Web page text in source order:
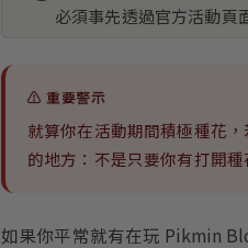
必須事先透過官方活動頁
⚠️ 重要警示
就算你在活動期間積極種花
的地方：不是只要你有打開
如果你平常就有在玩 Pikmin